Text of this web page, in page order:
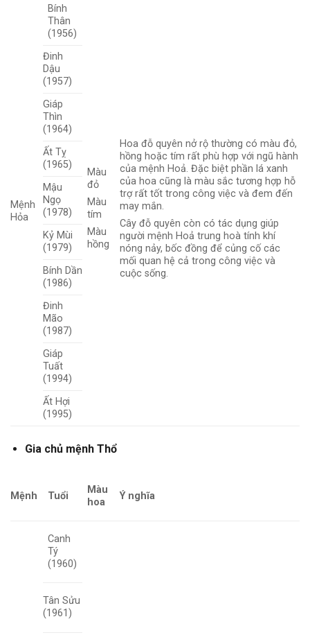
Mệnh
Hỏa
Bính
Thân
(1956)
Màu
đỏ
Màu
tím
Màu
hồng
Hoa đỗ quyên nở rộ thường có màu đỏ,
hồng hoặc tím rất phù hợp với ngũ hành
của mệnh Hoả. Đặc biệt phần lá xanh
của hoa cũng là màu sắc tương hợp hỗ
trợ rất tốt trong công việc và đem đến
may mắn.
Cây đỗ quyên còn có tác dụng giúp
người mệnh Hoả trung hoà tính khí
nóng nảy, bốc đồng để củng cố các
mối quan hệ cả trong công việc và
cuộc sống.
Đinh
Dậu
(1957)
Giáp
Thìn
(1964)
Ất Tỵ
(1965)
Mậu
Ngọ
(1978)
Kỷ Mùi
(1979)
Bính Dần
(1986)
Đinh
Mão
(1987)
Giáp
Tuất
(1994)
Ất Hợi
(1995)
Gia chủ mệnh Thổ
Mệnh Tuổi
Màu
hoa
Ý nghĩa
Canh
Tý
(1960)
Tân Sửu
(1961)